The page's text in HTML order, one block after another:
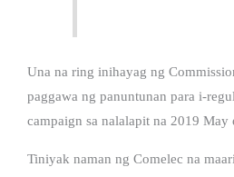
Una na ring inihayag ng
paggawa ng panuntunan para i-
campaign sa nalalapit na 2019 May
Tiniyak naman ng Comelec na